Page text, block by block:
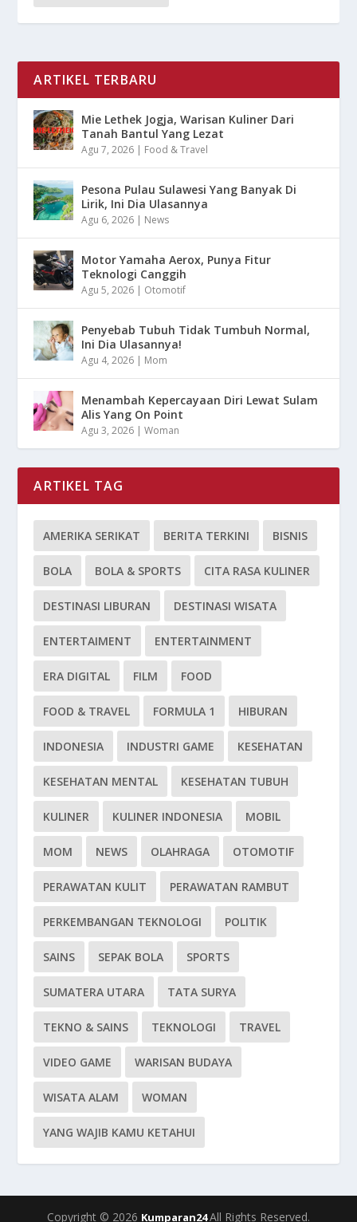
ARTIKEL TERBARU
Mie Lethek Jogja, Warisan Kuliner Dari
Tanah Bantul Yang Lezat
Agu 7, 2026 | Food & Travel
Pesona Pulau Sulawesi Yang Banyak Di
Lirik, Ini Dia Ulasannya
Agu 6, 2026 | News
Motor Yamaha Aerox, Punya Fitur
Teknologi Canggih
Agu 5, 2026 | Otomotif
Penyebab Tubuh Tidak Tumbuh Normal,
Ini Dia Ulasannya!
Agu 4, 2026 | Mom
Menambah Kepercayaan Diri Lewat Sulam
Alis Yang On Point
Agu 3, 2026 |Woman
ARTIKEL TAG
AMERIKA SERIKAT BERITA TERKINI BISNIS
BOLA BOLA & SPORTS CITA RASA KULINER
DESTINASI LIBURAN DESTINASI WISATA
ENTERTAIMENT ENTERTAINMENT
ERA DIGITAL FILM FOOD
FOOD & TRAVEL FORMULA 1 HIBURAN
INDONESIA INDUSTRI GAME KESEHATAN
KESEHATAN MENTAL KESEHATAN TUBUH
KULINER KULINER INDONESIA MOBIL
MOM NEWS OLAHRAGA OTOMOTIF
PERAWATAN KULIT PERAWATAN RAMBUT
PERKEMBANGAN TEKNOLOGI POLITIK
SAINS SEPAK BOLA SPORTS
SUMATERA UTARA TATA SURYA
TEKNO & SAINS TEKNOLOGI TRAVEL
VIDEO GAME WARISAN BUDAYA
WISATA ALAM WOMAN
YANG WAJIB KAMU KETAHUI
Copyright © 2026 Kumparan24All Rights Reserved.